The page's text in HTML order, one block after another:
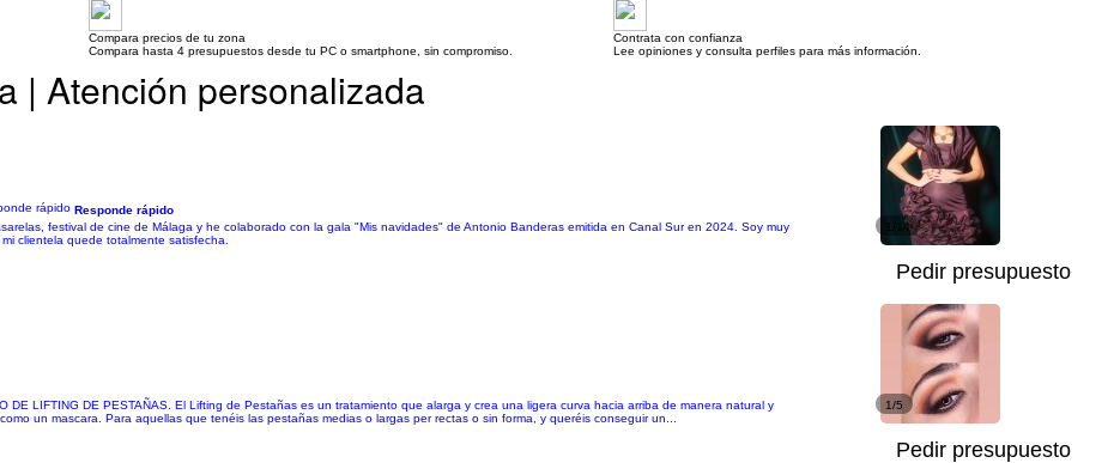
Compara precios de tu zona
Compara hasta 4 presupuestos desde tu PC o smartphone, sin compromiso.
Contrata con confianza
Lee opiniones y consulta perfiles para más información.
| Atención personalizada
Responde rápido
festival de cine de Málaga y he colaborado con la gala "Mis navidades" de Antonio Banderas emitida en Canal Sur en 2024. Soy muy
clientela quede totalmente satisfecha.
1/14
Pedir presupuesto
DE LIFTING DE PESTAÑAS. El Lifting de Pestañas es un tratamiento que alarga y crea una ligera curva hacia arriba de manera natural y
un mascara. Para aquellas que tenéis las pestañas medias o largas per rectas o sin forma, y queréis conseguir un...
1/5
Pedir presupuesto